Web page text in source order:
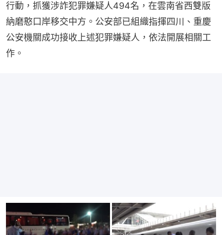
行動，抓獲涉詐犯罪嫌疑人494名，在雲南省西雙版
納磨憨口岸移交中方。公安部已組織指揮四川、重慶
公安機關成功接收上述犯罪嫌疑人，依法開展相關工
作。